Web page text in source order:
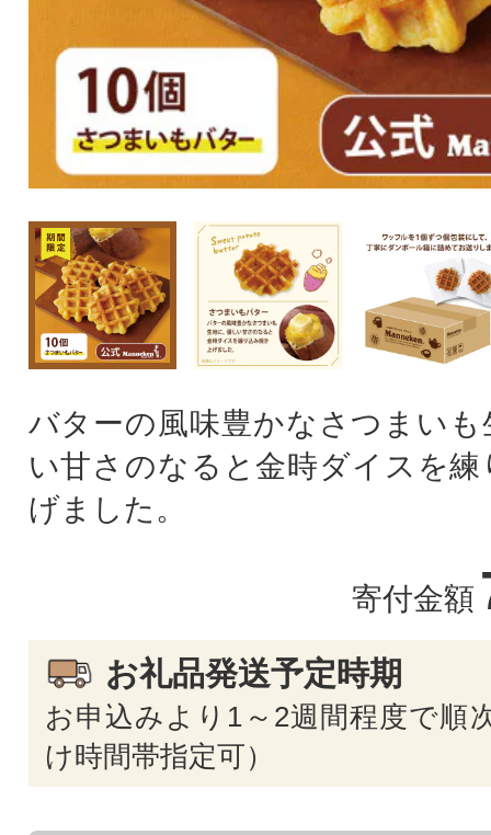
バターの風味豊かなさつまいも
い甘さのなると金時ダイスを
げました。
寄付金額
お礼品発送予定時期
お申込みより1～2週間程度で順
け時間帯指定可）